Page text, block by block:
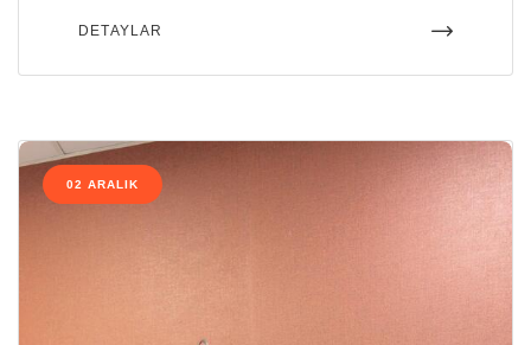
DETAYLAR
02 ARALIK